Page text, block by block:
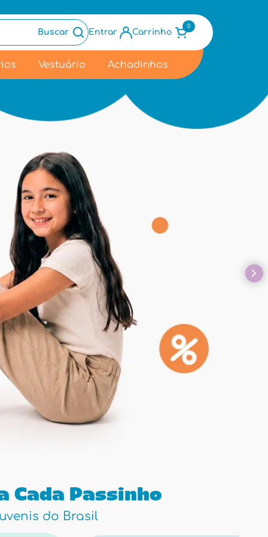
Buscar Entrar Carrinho
0
Vestuário Achadinhos
Cada Passinho
do Brasil